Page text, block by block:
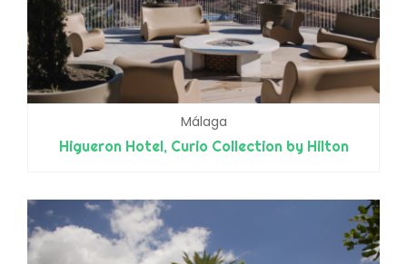
Málaga
Higueron Hotel, Curio Collection by Hilton